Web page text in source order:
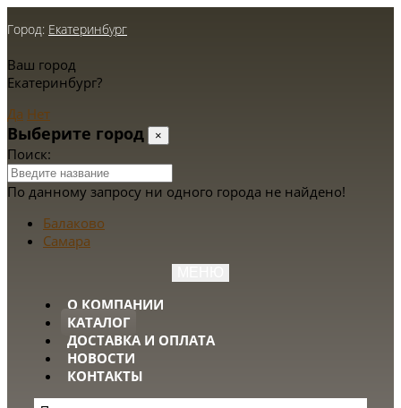
Город: Екатеринбург
Ваш город
Екатеринбург?
Да Нет
Выберите город ×
Поиск:
По данному запросу ни одного города не найдено!
Балаково
Самара
О КОМПАНИИ
КАТАЛОГ
ДОСТАВКА И ОПЛАТА
НОВОСТИ
КОНТАКТЫ